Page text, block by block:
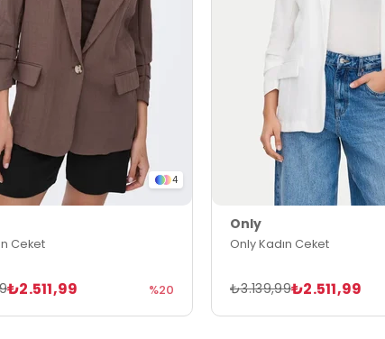
4
Ceket
₺2.511,99 %20
Only
Only Kadın Ceket
₺2.511,99
₺3.139,99